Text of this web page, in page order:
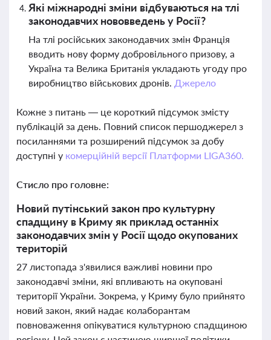
Які міжнародні зміни відбуваються на тлі
законодавчих нововведень у Росії?
На тлі російських законодавчих змін Франція
вводить нову форму добровільного призову, а
Україна та Велика Британія укладають угоду про
виробництво військових дронів. Джерело
Кожне з питань — це короткий підсумок змісту
публікацій за день. Повний список першоджерел з
посиланнями та розширений підсумок за добу
доступні у комерційній версії Платформи LIGA360.
Стисло про головне:
Новий путінський закон про культурну
спадщину в Криму як приклад останніх
законодавчих змін у Росії щодо окупованих
територій
27 листопада з'явилися важливі новини про
законодавчі зміни, які впливають на окуповані
території України. Зокрема, у Криму було прийнято
новий закон, який надає колаборантам
повноваження опікуватися культурною спадщиною